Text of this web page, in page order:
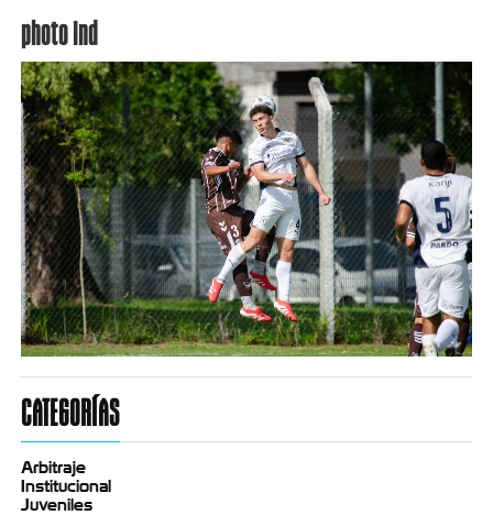
photo ind
CATEGORÍAS
Arbitraje
Institucional
Juveniles